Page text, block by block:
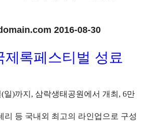
2016-08-30
제록페스티벌 성료
(일)까지 , 삼락생태공원에서 개최 , 6만
리 등 국내외 최고의 라인업으로 구성